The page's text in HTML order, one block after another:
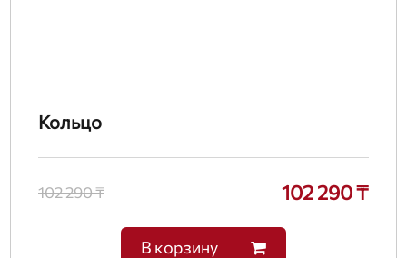
Кольцо
102 290 ₸ 102 290 ₸
В корзину